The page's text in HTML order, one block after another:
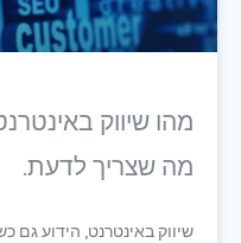
מהו שיווק באינטרנט /
מה שצריך לדעת.
שיווק באינטרנט, הידוע גם